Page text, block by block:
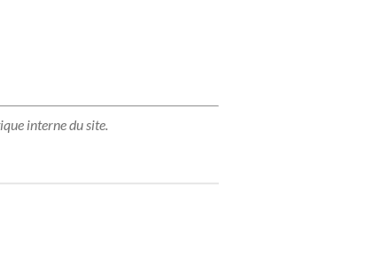
interne du site.